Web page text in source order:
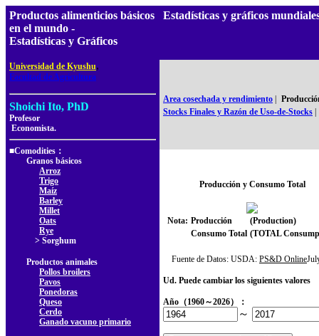
Productos alimenticios básicos
en el mundo -
Estadísticas y Gráficos
Universidad de Kyushu,
Facultad de Agricultura
Shoichi Ito, PhD
Profesor
Economista.
■Comodities：
Granos básicos
Arroz
Trigo
Maíz
Barley
Millet
Oats
Rye
> Sorghum
Productos animales
Pollos broilers
Pavos
Ponedoras
Queso
Cerdo
Ganado vacuno primario
Estadísticas y gráficos
Area cosechada y rendimiento
Stocks Finales y Razón de Uso-de-Stocks
Producción y Consumo Total
Nota: Producción
(Production)
Consumo Total (TOTAL
Fuente de Datos: USDA: PS&D Online
Ud. Puede cambiar los siguientes valores
Año（1960～2026）：
～